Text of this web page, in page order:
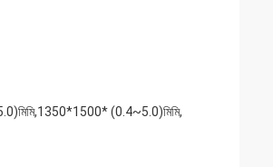
(0.4~5.0)মিমি,